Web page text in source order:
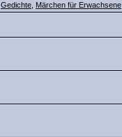
Gedichte Märchen für Erwachsene